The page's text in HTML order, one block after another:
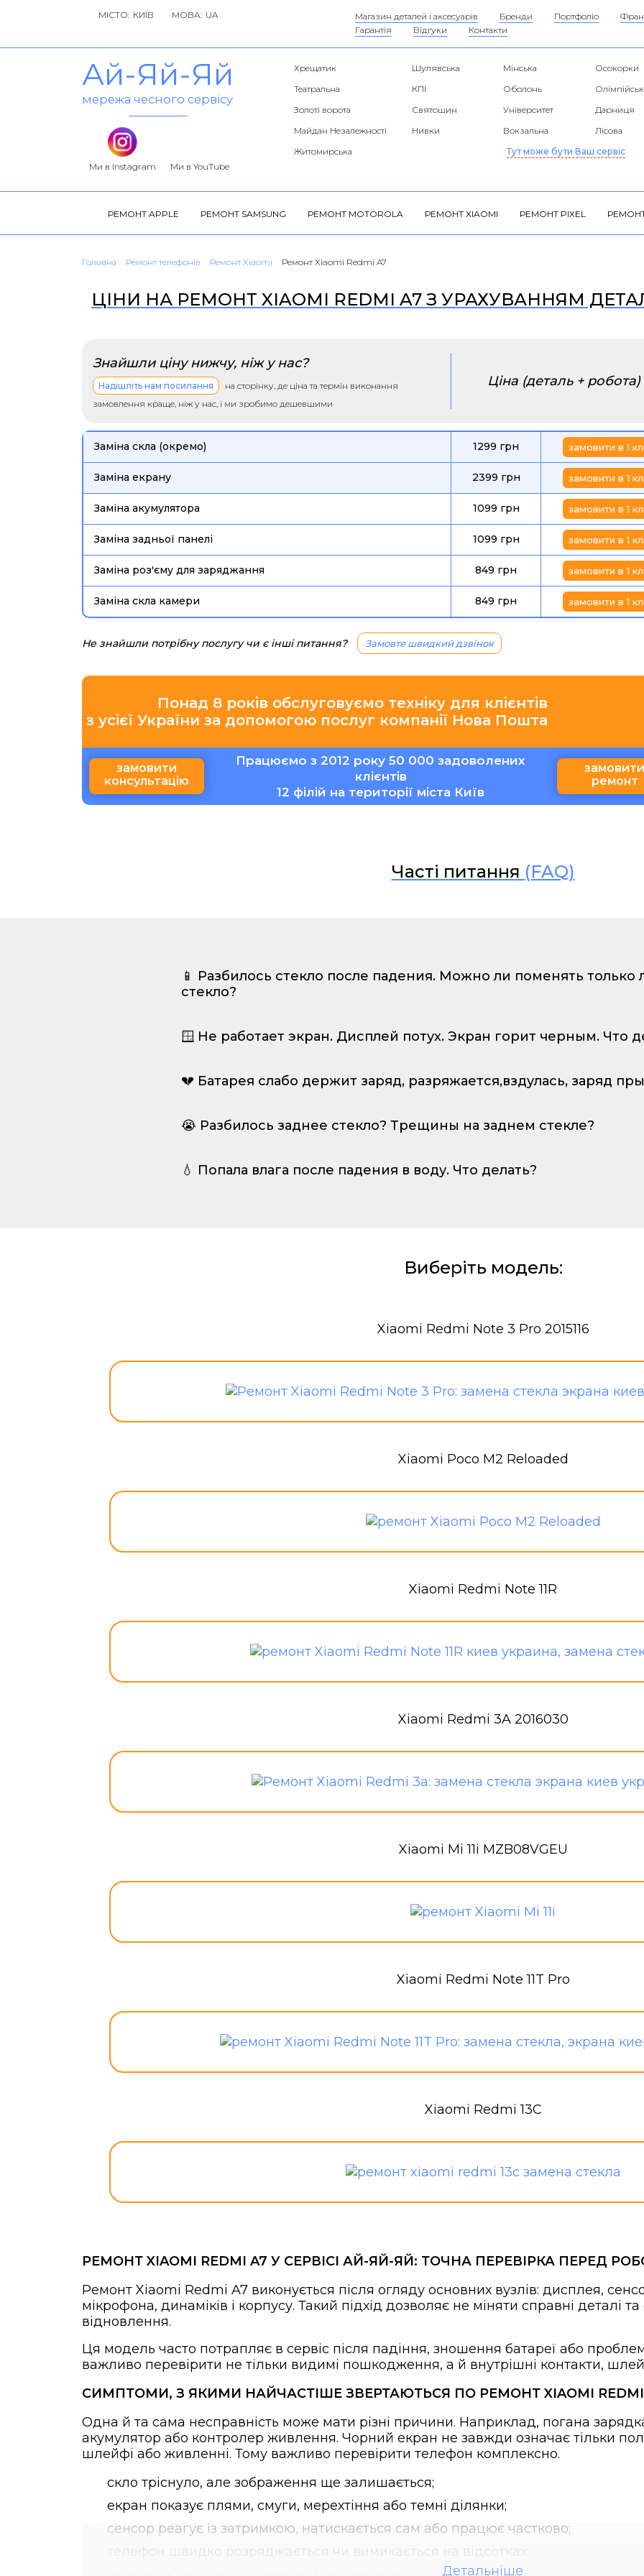
МІСТО: МОВА: Магазин деталей і аксесуарів Бренди Портфоліо
Гарантія
Відгуки Контакти
Ай-Яй-Яй
мережа чесного сервісу
Ми в Instagram Ми в YouTube
Хрещатик Шулявська Мінська
Осокорки
Театральна
КПІ Оболонь
Золоті ворота
Святошин Університет
Дарниця
Майдан Незалежності
Нивки Вокзальна
Лісова
Житомирська
Тут може бути Ваш сервіс
РЕМОНТ APPLE РЕМОНТ SAMSUNG РЕМОНТ MOTOROLA РЕМОНТ XIAOMI РЕМОНТ PIXEL
Головна Ремонт телефонів Ремонт Xiaomi Ремонт Xiaomi Redmi A7
ЦІНИ НА РЕМОНТ XIAOMI REDMI A7 З УРАХУВАННЯМ
Знайшли ціну нижчу, ніж у нас?
Надішліть нам посилання
на сторінку, де ціна та термін виконання
замовлення краще, ніж у нас, і ми зробимо дешевшими
Ціна (деталь + робота)
Заміна скла (окремо) 1299 грн замовити в 1
Заміна екрану 2399 грн замовити в 1
Заміна акумулятора 1099 грн замовити в 1
Заміна задньої панелі 1099 грн замовити в 1
Заміна роз'єму для заряджання 849 грн замовити в 1
Заміна скла камери 849 грн замовити в 1
Не знайшли потрібну послугу чи є інші питання? Замовте швидкий дзвінок
Понад 8 років обслуговуємо техніку для клієнтів
з усієї України за допомогою послуг компанії Нова Пошта
замовити
консультацію
Працюємо з 2012 року 50 000 задоволених
клієнтів
12 філій на території міста Київ
замовити
ремонт
Часті питання (FAQ)
📱 Разбилось стекло после падения. Можно ли поменять только
стекло?
🪟 Не работает экран. Дисплей потух. Экран горит черным. Что
💔 Батарея слабо держит заряд, разряжается,вздулась, заряд
😭 Разбилось заднее стекло? Трещины на заднем стекле?
💧 Попала влага после падения в воду. Что делать?
Виберіть модель:
Xiaomi Redmi Note 3 Pro 2015116
Xiaomi Poco M2 Reloaded
Xiaomi Redmi Note 11R
Xiaomi Redmi 3A 2016030
Xiaomi Mi 11i MZB08VGEU
Xiaomi Redmi Note 11T Pro
Xiaomi Redmi 13C
РЕМОНТ XIAOMI REDMI A7 У СЕРВІСІ АЙ-ЯЙ-ЯЙ: ТОЧНА ПЕРЕВІРКА ПЕРЕД
Ремонт Xiaomi Redmi A7 виконується після огляду основних вузлів: дисплея,
мікрофона, динаміків і корпусу. Такий підхід дозволяє не міняти справні деталі
відновлення.
Ця модель часто потрапляє в сервіс після падіння, зношення батареї або
важливо перевірити не тільки видимі пошкодження, а й внутрішні контакти,
СИМПТОМИ, З ЯКИМИ НАЙЧАСТІШЕ ЗВЕРТАЮТЬСЯ ПО РЕМОНТ XIAOMI REDMI
Одна й та сама несправність може мати різні причини. Наприклад, погана
акумулятор або контролер живлення. Чорний екран не завжди означає тільки
шлейфі або живленні. Тому важливо перевірити телефон комплексно.
скло тріснуло, але зображення ще залишається;
екран показує плями, смуги, мерехтіння або темні ділянки;
сенсор реагує із затримкою, натискається сам або працює частково;
телефон швидко розряджається чи вимикається на відсотках;
Детальніше